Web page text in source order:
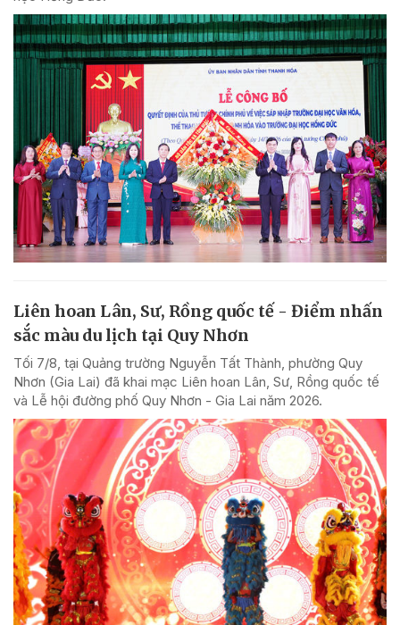
Liên hoan Lân, Sư, Rồng quốc tế - Điểm nhấn
sắc màu du lịch tại Quy Nhơn
Tối 7/8, tại Quảng trường Nguyễn Tất Thành, phường Quy
Nhơn (Gia Lai) đã khai mạc Liên hoan Lân, Sư, Rồng quốc tế
và Lễ hội đường phố Quy Nhơn - Gia Lai năm 2026.